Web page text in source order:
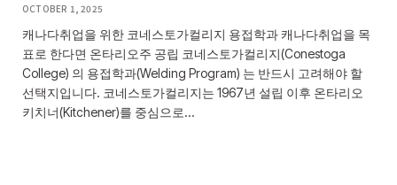
OCTOBER 1, 2025
캐나다취업을 위한 코네스토가컬리지 용접학과 캐나다취업을 목
표로 한다면 온타리오주 공립 코네스토가컬리지(Conestoga
College) 의 용접학과(Welding Program) 는 반드시 고려해야 할
선택지입니다. 코네스토가컬리지는 1967년 설립 이후 온타리오
키치너(Kitchener)를 중심으로…